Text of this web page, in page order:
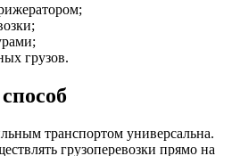
грузов.
транспортом универсальна.
грузоперевозки прямо на